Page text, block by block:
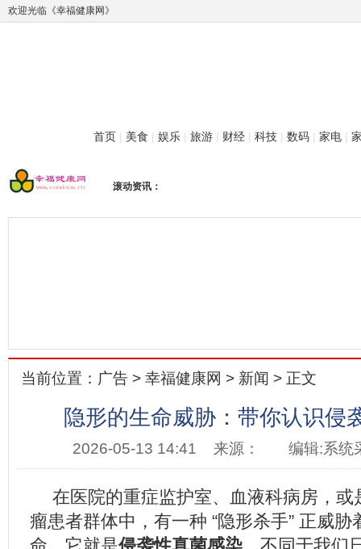
欢迎光临《幸福健康网》
首页 | 美食 | 娱乐 | 旅游 | 财经 | 科技 | 数码 | 家电 |
滚动资讯：
当前位置： 广告 > 幸福健康网 > 新闻 > 正文
隐形的生命威胁：带你认识侵
2026-05-13 14:41 来源： 编辑:系统
在医院的重症监护室、血液科病房，或
瘤患者群体中，有一种 “隐形杀手” 正威胁